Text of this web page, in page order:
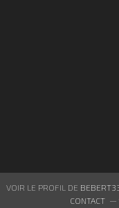
VOIR LE PROFIL DE
CONTACT